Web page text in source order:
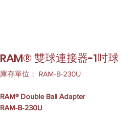
RAM® 雙球連接器-1吋球
庫存單位： RAM-B-230U
RAM® Double Ball Adapter
RAM-B-230U